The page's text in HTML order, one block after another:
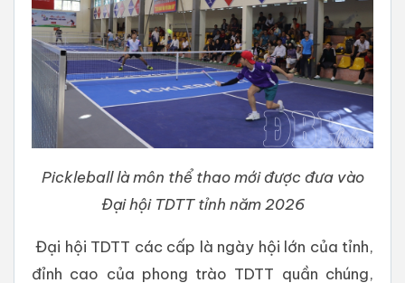
Pickleball là môn thể thao mới được đưa vào
Đại hội TDTT tỉnh năm 2026
Đại hội TDTT các cấp là ngày hội lớn của tỉnh,
đỉnh cao của phong trào TDTT quần chúng,